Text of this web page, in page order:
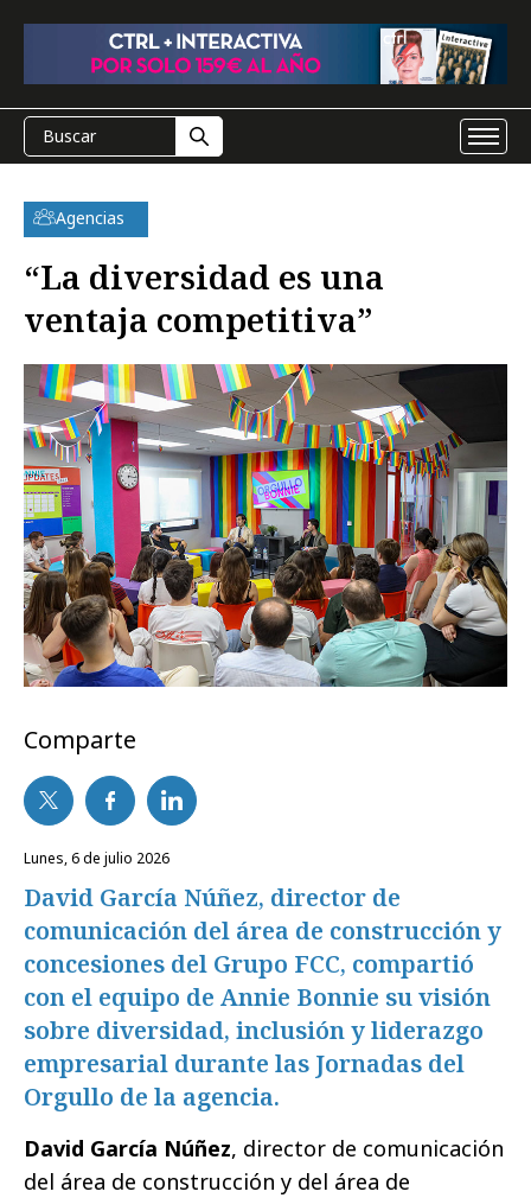
Agencias
“La diversidad es una
ventaja competitiva”
Comparte
lunes, 6 de julio 2026
David García Núñez, director de
comunicación del área de construcción y
concesiones del Grupo FCC, compartió
con el equipo de Annie Bonnie su visión
sobre diversidad, inclusión y liderazgo
empresarial durante las Jornadas del
Orgullo de la agencia.
David García Núñez, director de comunicación
del área de construcción y del área de